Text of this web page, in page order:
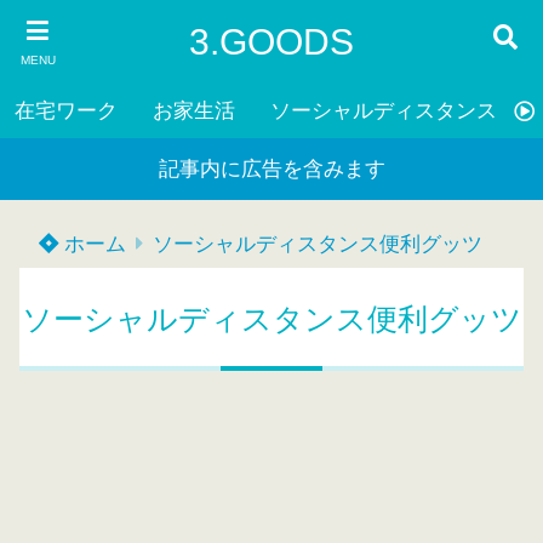
MENU 3.GOODS
在宅ワーク お家生活 ソーシャルディスタンス
記事内に広告を含みます
ホーム ソーシャルディスタンス便利グッツ
ソーシャルディスタンス便利グッツ